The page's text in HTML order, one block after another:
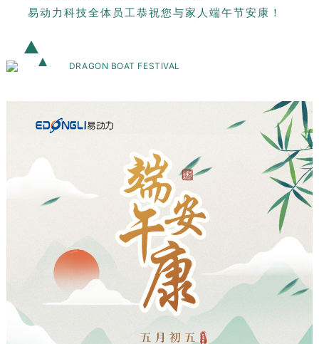
易动力科技全体员工恭祝您与家人端午节安康！
DRAGON BOAT FESTIVAL